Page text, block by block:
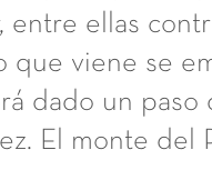
entre ellas
que viene se
dado un paso
El monte del